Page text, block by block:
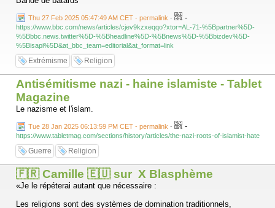
Thu 27 Feb 2025 05:47:49 AM CET - permalink - -
https://www.bbc.com/news/articles/cjev9kzxeqqo?xtor=AL-71-%5Bpartner%5D-
%5Bbbc.news.twitter%5D-%5Bheadline%5D-%5Bnews%5D-%5Bbizdev%5D-
%5Bisapi%5D&at_bbc_team=editorial&at_format=link
Extrémisme Religion
Antisémitisme nazi - haine islamiste - Tablet
Magazine
Le nazisme et l'islam.
Tue 28 Jan 2025 06:13:59 PM CET - permalink - -
https://www.tabletmag.com/sections/history/articles/the-nazi-roots-of-islamist-hate
Guerre Religion
🇫🇷 Camille 🇪🇺 sur X Blasphème
«Je le répéterai autant que nécessaire :
Les religions sont des systèmes de domination traditionnels,